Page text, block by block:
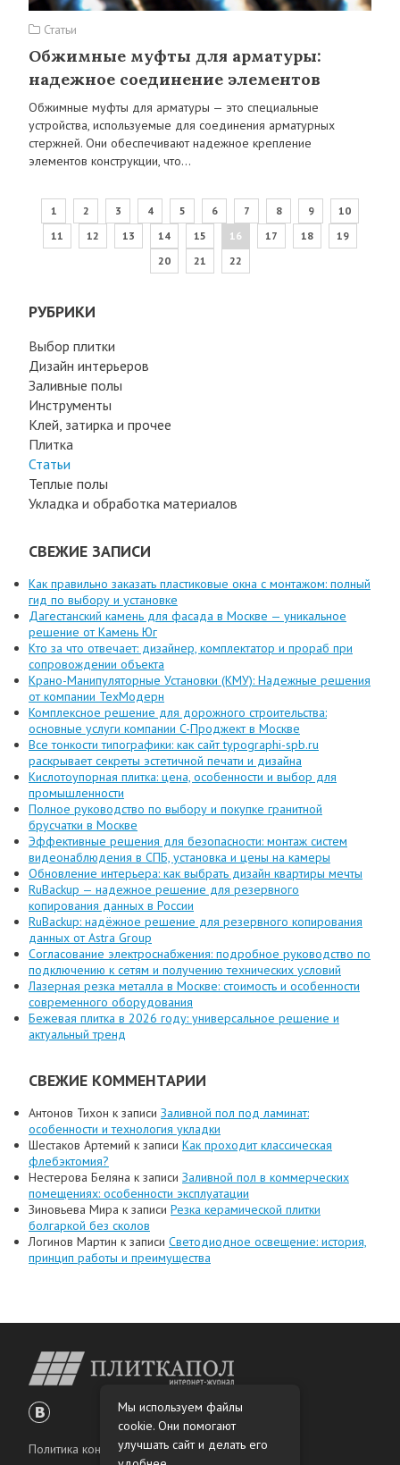
Статьи
Обжимные муфты для арматуры:
надежное соединение элементов
Обжимные муфты для арматуры — это специальные
устройства, используемые для соединения арматурных
стержней. Они обеспечивают надежное крепление
элементов конструкции, что…
1 2 3 4 5 6 7 8 9
10
11
12 13 14 15 16 17 18
19
20
21 22
РУБРИКИ
Выбор плитки
Дизайн интерьеров
Заливные полы
Инструменты
Клей, затирка и прочее
Плитка
Статьи
Теплые полы
Укладка и обработка материалов
СВЕЖИЕ ЗАПИСИ
Как правильно заказать пластиковые окна с монтажом: полный
гид по выбору и установке
Дагестанский камень для фасада в Москве — уникальное
решение от Камень Юг
Кто за что отвечает: дизайнер, комплектатор и прораб при
сопровождении объекта
Крано-Манипуляторные Установки (КМУ): Надежные решения
от компании ТехМодерн
Комплексное решение для дорожного строительства:
основные услуги компании C-Проджект в Москве
Все тонкости типографики: как сайт typographi-spb.ru
раскрывает секреты эстетичной печати и дизайна
Кислотоупорная плитка: цена, особенности и выбор для
промышленности
Полное руководство по выбору и покупке гранитной
брусчатки в Москве
Эффективные решения для безопасности: монтаж систем
видеонаблюдения в СПБ, установка и цены на камеры
Обновление интерьера: как выбрать дизайн квартиры мечты
RuBackup — надежное решение для резервного
копирования данных в России
RuBackup: надёжное решение для резервного копирования
данных от Astra Group
Согласование электроснабжения: подробное руководство по
подключению к сетям и получению технических условий
Лазерная резка металла в Москве: стоимость и особенности
современного оборудования
Бежевая плитка в 2026 году: универсальное решение и
актуальный тренд
СВЕЖИЕ КОММЕНТАРИИ
Антонов Тихон к записи Заливной пол под ламинат:
особенности и технология укладки
Шестаков Артемий к записи Как проходит классическая
флебэктомия?
Нестерова Беляна к записи Заливной пол в коммерческих
помещениях: особенности эксплуатации
Зиновьева Мира к записи Резка керамической плитки
болгаркой без сколов
Логинов Мартин к записи Светодиодное освещение: история,
принцип работы и преимущества
Политика конфиденциальности
Мы используем файлы
cookie. Они помогают
улучшать сайт и делать его